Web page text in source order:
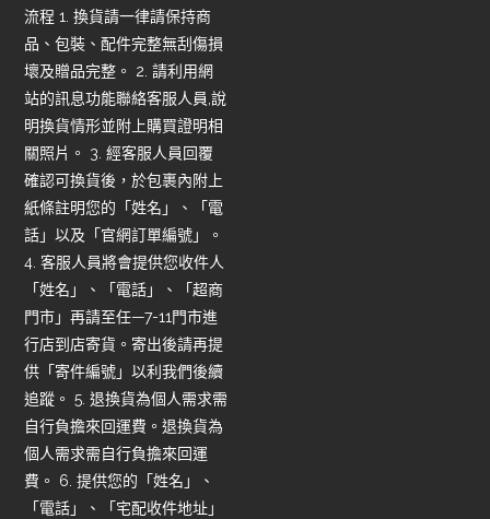
流程 1. 換貨請一律請保持商
品、包裝、配件完整無刮傷損
壞及贈品完整。 2. 請利用網
站的訊息功能聯絡客服人員,說
明換貨情形並附上購買證明相
關照片。 3. 經客服人員回覆
確認可換貨後，於包裹內附上
紙條註明您的「姓名」、「電
話」以及「官網訂單編號」。
4. 客服人員將會提供您收件人
「姓名」、「電話」、「超商
門市」再請至任—7-11門市進
行店到店寄貨。寄出後請再提
供「寄件編號」以利我們後續
追蹤。 5. 退換貨為個人需求需
自行負擔來回運費。退換貨為
個人需求需自行負擔來回運
費。 6. 提供您的「姓名」、
「電話」、「宅配收件地址」